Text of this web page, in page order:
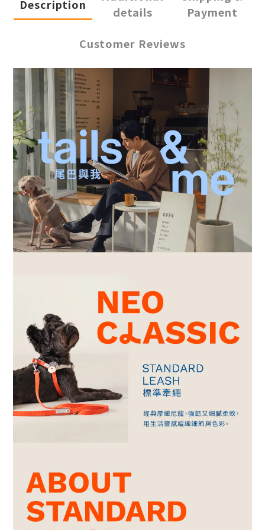
Description
details
Payment
Customer Reviews